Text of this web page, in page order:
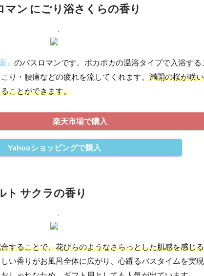
マン にごり浴さくらの香り
』 のバスロマンです。ポカポカの温浴タイプで入浴する
り・腰痛などの疲れを流してくれます。 満開の桜が咲
ことができます。
楽天市場で購入
Yahooショッピングで購入
ト サクラの香り
することで、花びらのようなさらっとした肌感を感じ
い香りがお風呂全体に広がり、心躍るバスタイムを実現